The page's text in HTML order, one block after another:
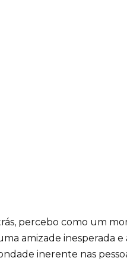
percebo como um
amizade inesperada e
inerente nas